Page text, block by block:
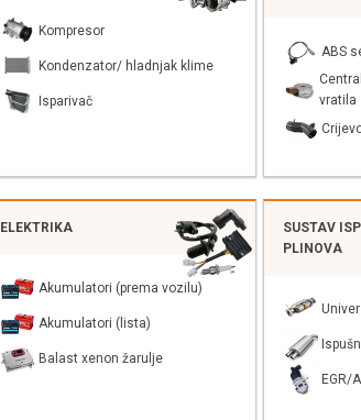
Kompresor
Kondenzator/ hladnjak klime
Isparivač
ABS
vratila
ELEKTRIKA
Akumulatori (prema vozilu)
Akumulatori (lista)
Balast xenon žarulje
SUSTAV
PLINOVA
EGR/